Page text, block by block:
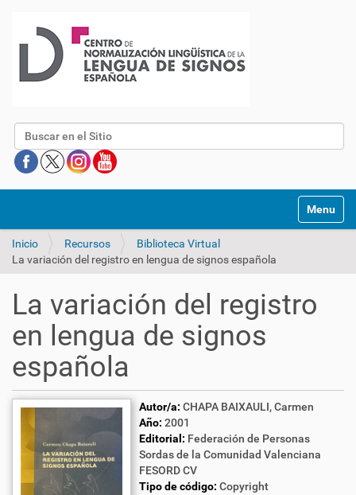
Buscar
Mostrar/
Inicio Recursos
Biblioteca Virtual
La variación del registro en lengua de signos española
La variación del registro
en lengua de signos
española
Autor/a: CHAPA BAIXAULI, Carmen
Año: 2001
Editorial: Federación de Personas
Sordas de la Comunidad Valenciana
FESORD CV
Tipo de código: Copyright